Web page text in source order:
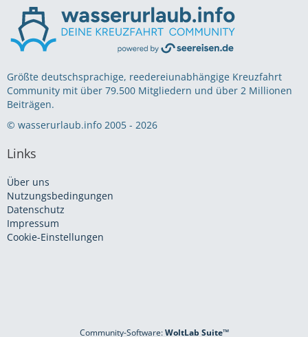
Größte deutschsprachige, reedereiunabhängige Kreuzfahrt
Community mit über 79.500 Mitgliedern und über 2 Millionen
Beiträgen.
© wasserurlaub.info 2005 - 2026
Links
Über uns
Nutzungsbedingungen
Datenschutz
Impressum
Cookie-Einstellungen
Community-Software:WoltLab Suite™